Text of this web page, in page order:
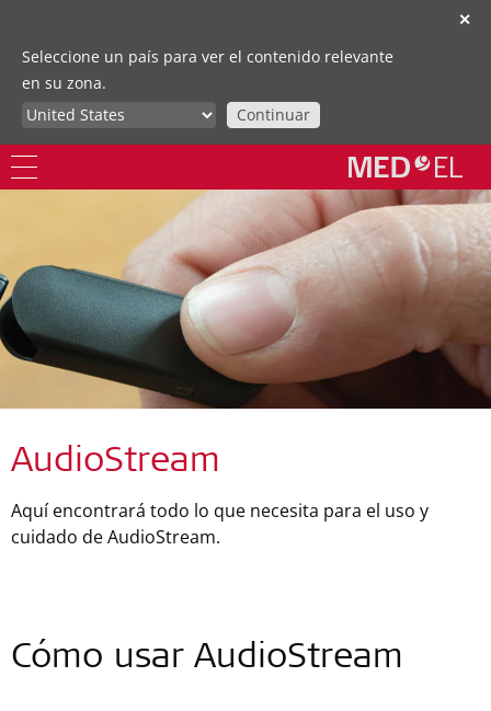
✕
Seleccione un país para ver el contenido relevante
en su zona.
Continuar
AudioStream
Aquí encontrará todo lo que necesita para el uso y
cuidado de AudioStream.
Cómo usar AudioStream